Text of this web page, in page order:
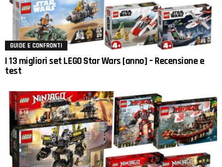
GUIDE E CONFRONTI
I 13 migliori set LEGO Star Wars [anno] – Recensione e
test